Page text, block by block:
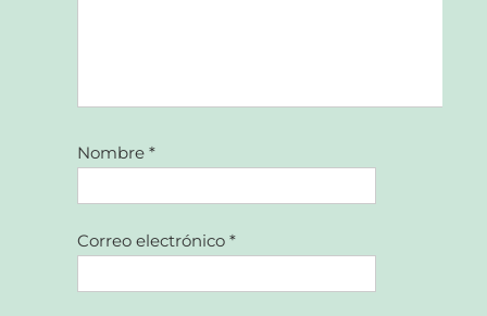
Nombre*
Correo electrónico*